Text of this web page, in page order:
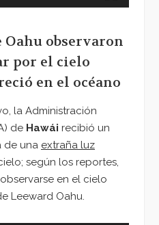
Oahu observaron
por el cielo
en el océano
la Administración
de Hawái recibió un
de una extraña luz
según los reportes,
en el cielo
Leeward Oahu.